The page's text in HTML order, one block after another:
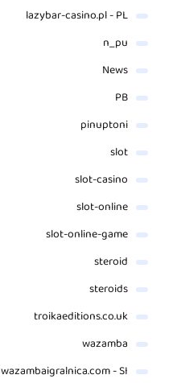
lazybar-casino.pl - PL
n_pu
News
PB
pinuptoni
slot
slot-casino
slot-online
slot-online-game
steroid
steroids
troikaeditions.co.uk
wazamba
wazambaigralnica.com - SI